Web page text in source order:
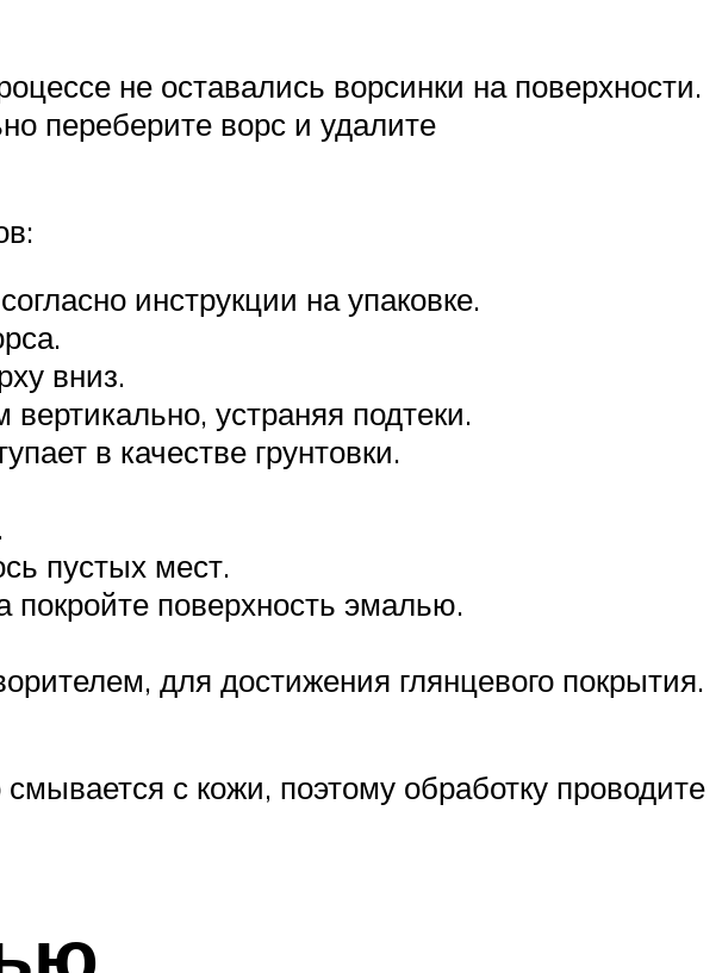
не оставались ворсинки на поверхности.
переберите ворс и удалите
инструкции на упаковке.
вниз.
устраняя подтеки.
в качестве грунтовки.
пустых мест.
покройте поверхность эмалью.
для достижения глянцевого покрытия.
с кожи, поэтому обработку проводите